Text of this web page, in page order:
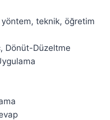
yöntem, teknik, öğretim
Dönüt-Düzeltme